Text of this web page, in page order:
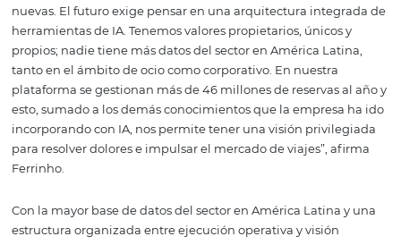
Ferrinho relata que ha dedicado gran parte de su
estudio intensivo de inteligencia artificial, en un
similar al adoptado por grandes líderes globales
de tecnología. “Respiro inteligencia artificial todos los
buscado profundizar constantemente para entender
aplicar la IA de forma estratégica y sostenible en la
años”, afirma.